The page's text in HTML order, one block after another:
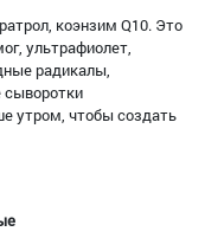
коэнзим Q10. Это
ультрафиолет,
радикалы,
утром, чтобы создать